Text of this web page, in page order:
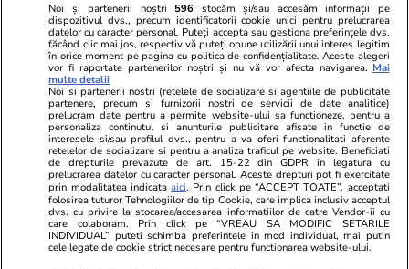
PARTENERI
Noi și partenerii noștri 596 stocăm și/sau accesăm informații pe
dispozitivul dvs., precum identificatorii cookie unici pentru prelucrarea
datelor cu caracter personal. Puteți accepta sau gestiona preferințele dvs.
făcând clic mai jos, respectiv vă puteți opune utilizării unui interes legitim
în orice moment pe pagina cu politica de confidențialitate. Aceste alegeri
vor fi raportate partenerilor noștri și nu vă vor afecta navigarea. Mai
multe detalii
Noi si partenerii nostri (retelele de socializare si agentiile de publicitate
partenere, precum si furnizorii nostri de servicii de date analitice)
prelucram date pentru a permite website-ului sa functioneze, pentru a
personaliza continutul si anunturile publicitare afisate in functie de
interesele si/sau profilul dvs., pentru a va oferi functionalitati aferente
retelelor de socializare si pentru a analiza traficul pe website. Beneficiati
de drepturile prevazute de art. 15-22 din GDPR in legatura cu
prelucrarea datelor cu caracter personal. Aceste drepturi pot fi exercitate
prin modalitatea indicataaici. Prin click pe “ACCEPT TOATE”, acceptati
folosirea tuturor Tehnologiilor de tip Cookie, care implica inclusiv acceptul
dvs. cu privire la stocarea/accesarea informatiilor de catre Vendor-ii cu
care colaboram. Prin click pe “VREAU SA MODIFIC SETARILE
INDIVIDUAL” puteti schimba preferintele in mod individual, mai putin
cele legate de cookie strict necesare pentru functionarea website-ului.